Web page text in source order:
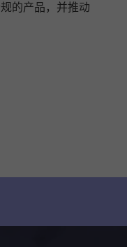
的产品，并推动